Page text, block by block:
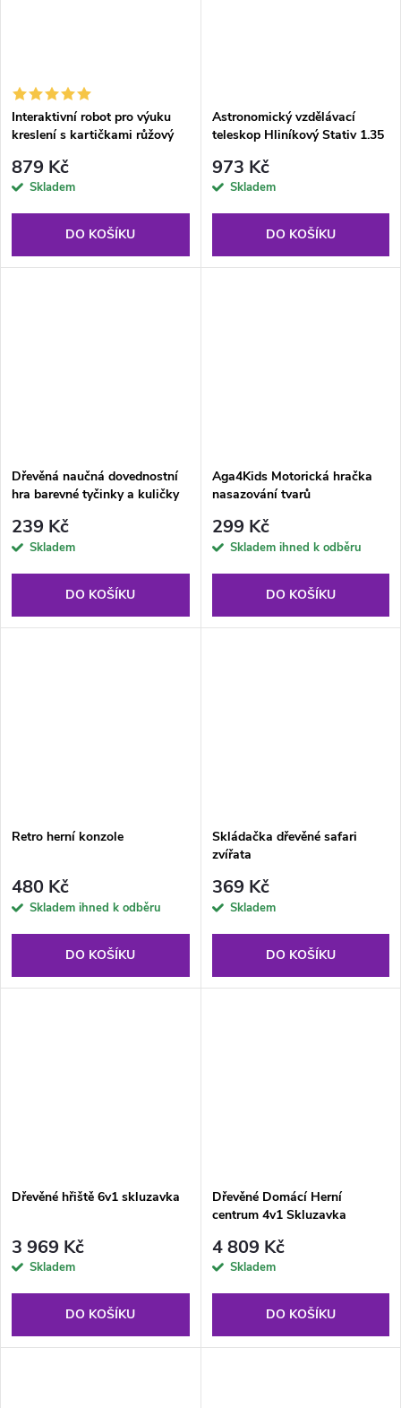
Interaktivní robot pro výuku
kreslení s kartičkami růžový
879 Kč
Skladem
DO KOŠÍKU
Astronomický vzdělávací
teleskop Hliníkový Stativ 1.35
973 Kč
Skladem
DO KOŠÍKU
Dřevěná naučná dovednostní
hra barevné tyčinky a kuličky
239 Kč
Skladem
DO KOŠÍKU
Aga4Kids Motorická hračka
nasazování tvarů
299 Kč
Skladem ihned k odběru
DO KOŠÍKU
Retro herní konzole
480 Kč
Skladem ihned k odběru
DO KOŠÍKU
Skládačka dřevěné safari
zvířata
369 Kč
Skladem
DO KOŠÍKU
Dřevěné hřiště 6v1 skluzavka
3 969 Kč
Skladem
DO KOŠÍKU
Dřevěné Domácí Herní
centrum 4v1 Skluzavka
4 809 Kč
Skladem
DO KOŠÍKU